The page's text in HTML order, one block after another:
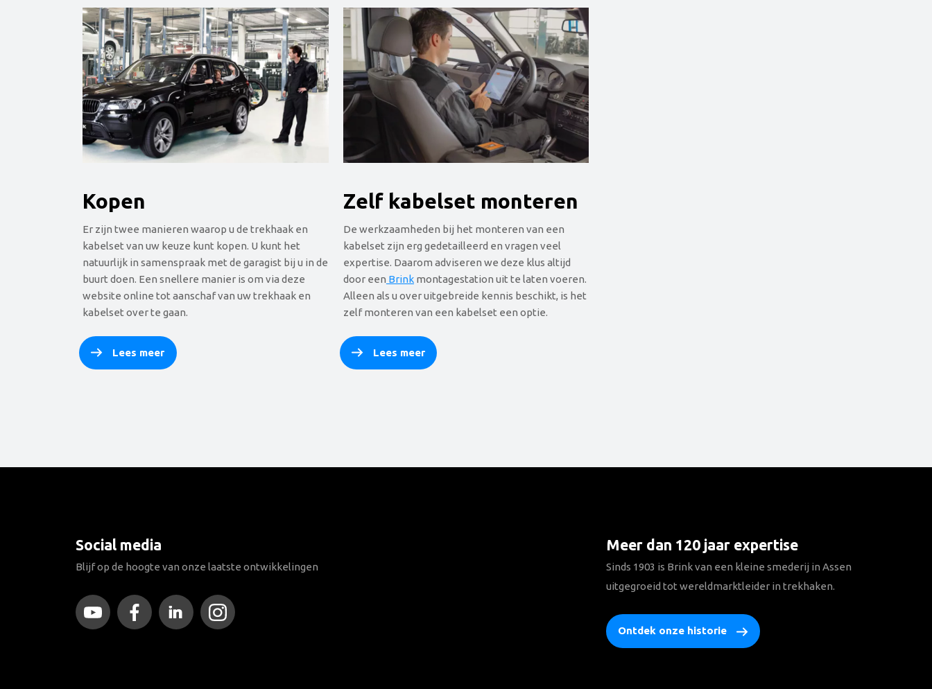
Kopen
Er zijn twee manieren waarop u de trekhaak en
kabelset van uw keuze kunt kopen. U kunt het
natuurlijk in samenspraak met de garagist bij u in de
buurt doen. Een snellere manier is om via deze
website online tot aanschaf van uw trekhaak en
kabelset over te gaan.
Lees meer
Zelf kabelset monteren
De werkzaamheden bij het monteren van een
kabelset zijn erg gedetailleerd en vragen veel
expertise. Daarom adviseren we deze klus altijd
door een Brinkmontagestation uit te laten voeren.
Alleen als u over uitgebreide kennis beschikt, is het
zelf monteren van een kabelset een optie.
Lees meer
Social media
Blijf op de hoogte van onze laatste ontwikkelingen
Meer dan 120 jaar expertise
Sinds 1903 is Brink van een kleine smederij in Assen
uitgegroeid tot wereldmarktleider in trekhaken.
Ontdek onze historie